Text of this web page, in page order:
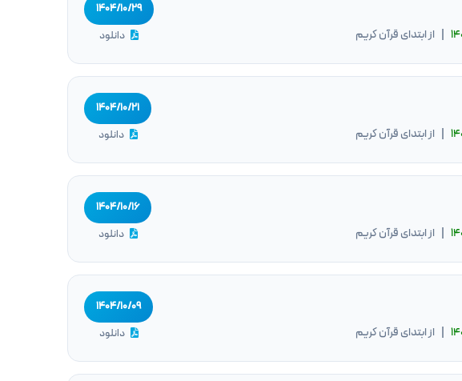
| از ابتدای قرآن کریم
۱۴۰۴/۱۰/۲۹
دانلود
| از ابتدای قرآن کریم
۱۴۰۴/۱۰/۲۱
دانلود
| از ابتدای قرآن کریم
۱۴۰۴/۱۰/۱۶
دانلود
| از ابتدای قرآن کریم
۱۴۰۴/۱۰/۰۹
دانلود